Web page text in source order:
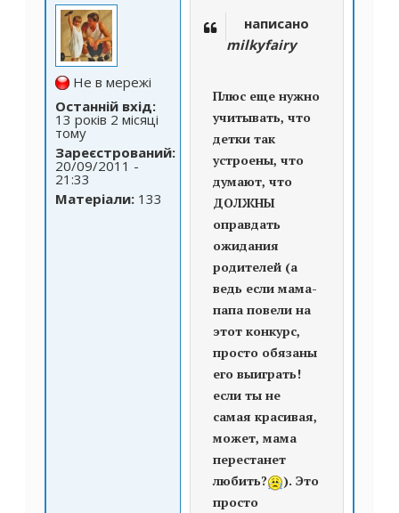
Не в мережі
Останній вхід:
13 років 2 місяці
тому
Зареєстрований:
20/09/2011 -
21:33
Матеріали: 133
написано
milkyfairy
Плюс еще нужно
учитывать, что
детки так
устроены, что
думают, что
ДОЛЖНЫ
оправдать
ожидания
родителей (а
ведь если мама-
папа повели на
этот конкурс,
просто обязаны
его выиграть!
если ты не
самая красивая,
может, мама
перестанет
любить?
). Это
просто